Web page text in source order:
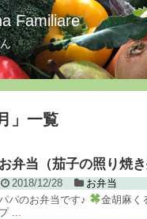
Familiare
」 一覧
お弁当（茄子の照り焼き
2018/12/28
お弁当
パパのお弁当です♪
金胡麻く
プ ...